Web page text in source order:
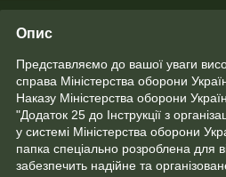
Опис
Представляємо до вашої уваги
справа Міністерства оборони
Наказу Міністерства оборони
"Додаток 25 до Інструкції з
у системі Міністерства оборони
папка спеціально розроблена для
забезпечить надійне та